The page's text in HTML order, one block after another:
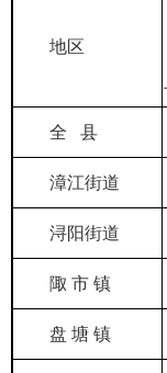
地区
全 县
漳江街道
浔阳街道
陬 市 镇
盘 塘 镇